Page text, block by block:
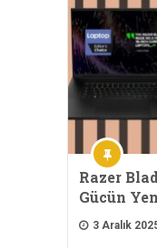
Razer
Gücün
3 Aralık